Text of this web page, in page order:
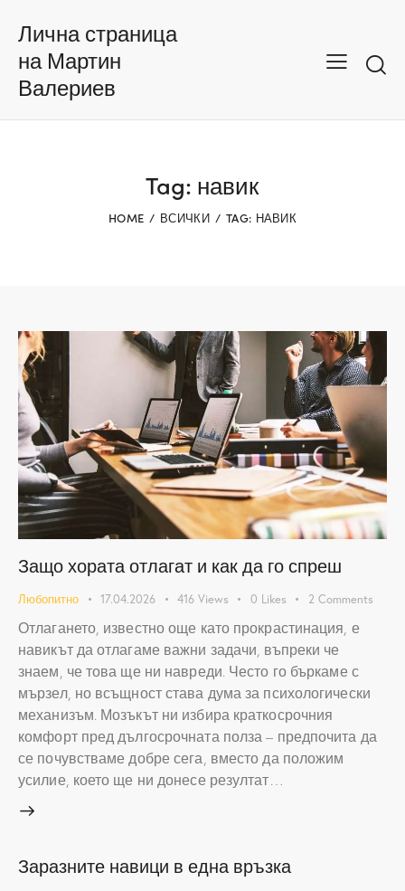
Лична страница
на Мартин
Валериев
Tag: навик
HOME ВСИЧКИ TAG: НАВИК
Защо хората отлагат и как да го спреш
Любопитно 17.04.2026 416 Views 0 Likes 2 Comments
Отлагането, известно още като прокрастинация, е
навикът да отлагаме важни задачи, въпреки че
знаем, че това ще ни навреди. Често го бъркаме с
мързел, но всъщност става дума за психологически
механизъм. Мозъкът ни избира краткосрочния
комфорт пред дългосрочната полза – предпочита да
се почувстваме добре сега, вместо да положим
усилие, което ще ни донесе резултат…
Заразните навици в една връзка